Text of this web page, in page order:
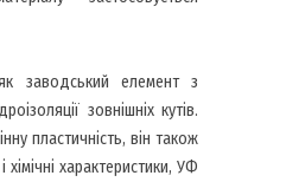
заводський елемент з
зовнішніх кутів.
пластичність, він також
хімічні характеристики, УФ